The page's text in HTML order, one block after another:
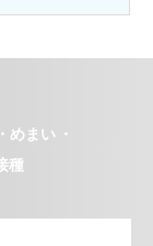
めまい
種